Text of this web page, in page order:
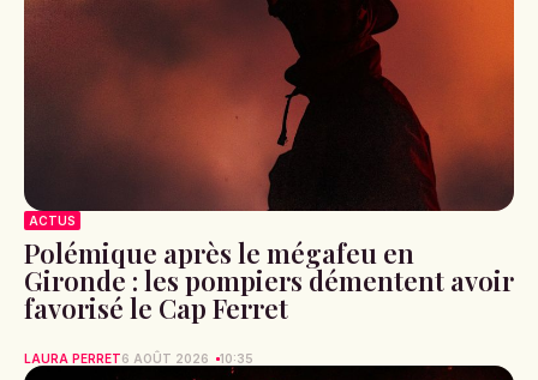
ACTUS
Polémique après le mégafeu en
Gironde : les pompiers démentent avoir
favorisé le Cap Ferret
LAURA PERRET6 AOÛT 2026 10:35